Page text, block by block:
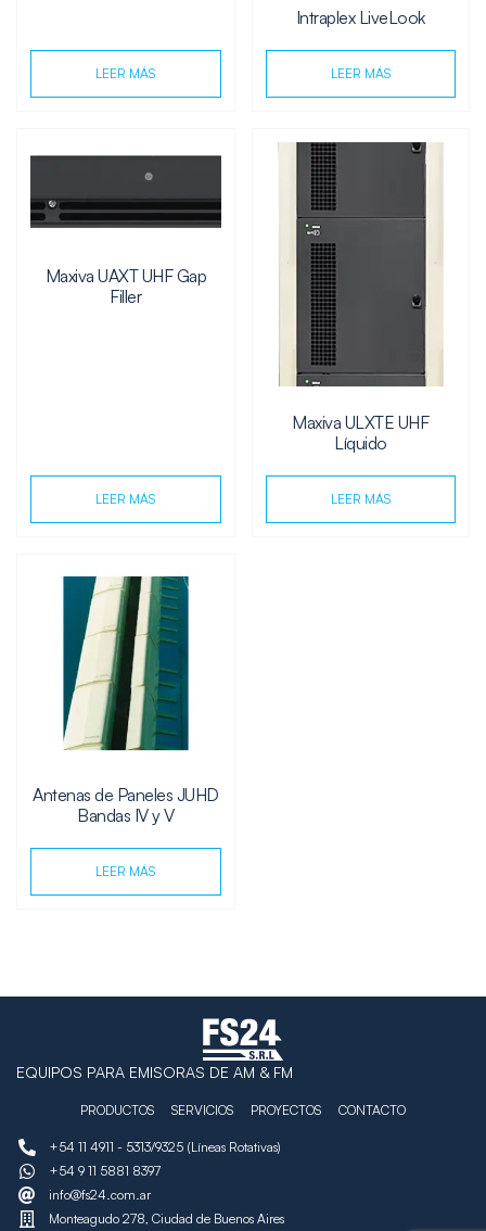
LEER MÁS
Intraplex LiveLook
LEER MÁS
Maxiva UAXT UHF Gap
Filler
LEER MÁS
Maxiva ULXTE UHF
Líquido
LEER MÁS
Antenas de Paneles JUHD
Bandas IV y V
LEER MÁS
EQUIPOS PARA EMISORAS DE AM & FM
PRODUCTOS SERVICIOS PROYECTOS CONTACTO
+54 11 4911 - 5313/9325 (Líneas Rotativas)
+54 9 11 5881 8397
info@fs24.com.ar
Monteagudo 278, Ciudad de Buenos Aires